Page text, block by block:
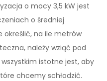
o mocy 3,5 kW jest
o średniej
określić, na ile metrów
należy wziąć pod
istotne jest, aby
chcemy schłodzić.